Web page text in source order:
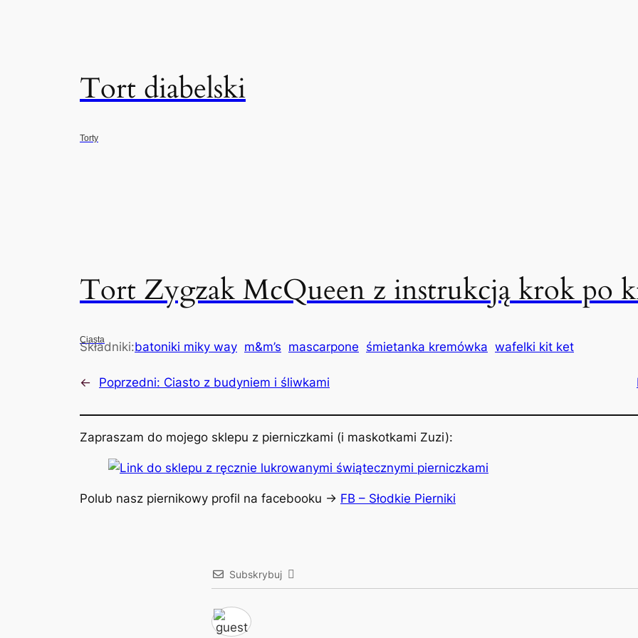
Tort diabelski
Torty
Tort Zygzak McQueen z instrukcją krok po
Ciasta
Składniki:batoniki miky way m&m’s mascarpone śmietanka kremówka wafelki kit ket
← Poprzedni: Ciasto z budyniem i śliwkami
Zapraszam do mojego sklepu z pierniczkami (i maskotkami Zuzi):
Polub nasz piernikowy profil na facebooku -> FB – Słodkie Pierniki
Subskrybuj